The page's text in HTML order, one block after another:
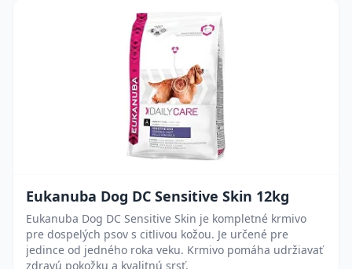
Eukanuba Dog DC Sensitive Skin 12kg
Eukanuba Dog DC Sensitive Skin je kompletné krmivo
pre dospelých psov s citlivou kožou. Je určené pre
jedince od jedného roka veku. Krmivo pomáha udržiavať
zdravú pokožku a kvalitnú srsť.